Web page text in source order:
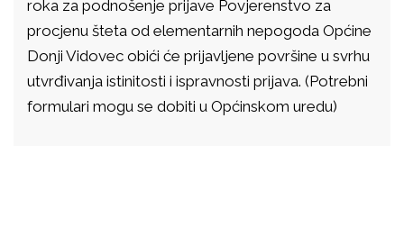
roka za podnošenje prijave Povjerenstvo za
procjenu šteta od elementarnih nepogoda Općine
Donji Vidovec obići će prijavljene površine u svrhu
utvrđivanja istinitosti i ispravnosti prijava. (Potrebni
formulari mogu se dobiti u Općinskom uredu)